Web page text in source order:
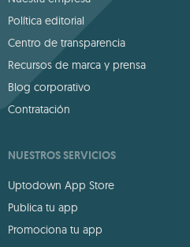
Política editorial
Centro de transparencia
Recursos de marca y prensa
Blog corporativo
Contratación
NUESTROS SERVICIOS
Uptodown App Store
Publica tu app
Promociona tu app